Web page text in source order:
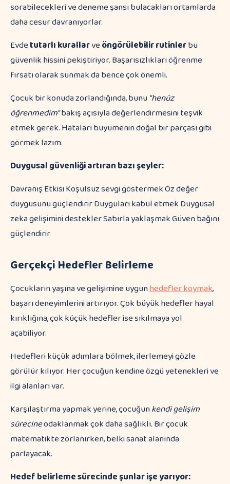
sorabilecekleri ve deneme şansı bulacakları ortamlarda
daha cesur davranıyorlar.
Evdetutarlı kurallarveöngörülebilir rutinlerbu
güvenlik hissini pekiştiriyor. Başarısızlıkları öğrenme
fırsatı olarak sunmak da bence çok önemli.
Çocuk bir konuda zorlandığında, bunu"henüz
öğrenmedim"bakış açısıyla değerlendirmesini teşvik
etmek gerek. Hataları büyümenin doğal bir parçası gibi
görmek lazım.
Duygusal güvenliği artıran bazı şeyler:
Davranış Etkisi Koşulsuz sevgi göstermek Öz değer
duygusunu güçlendirir Duyguları kabul etmek Duygusal
zeka gelişimini destekler Sabırla yaklaşmak Güven bağını
güçlendirir
Gerçekçi Hedefler Belirleme
Çocukların yaşına ve gelişimine uygunhedefler koymak,
başarı deneyimlerini artırıyor. Çok büyük hedefler hayal
kırıklığına, çok küçük hedefler ise sıkılmaya yol
açabiliyor.
Hedefleri küçük adımlara bölmek, ilerlemeyi gözle
görülür kılıyor. Her çocuğun kendine özgü yetenekleri ve
ilgi alanları var.
Karşılaştırma yapmak yerine, çocuğunkendi gelişim
sürecineodaklanmak çok daha sağlıklı. Bir çocuk
matematikte zorlanırken, belki sanat alanında
parlayacak.
Hedef belirleme sürecinde şunlar işe yarıyor: